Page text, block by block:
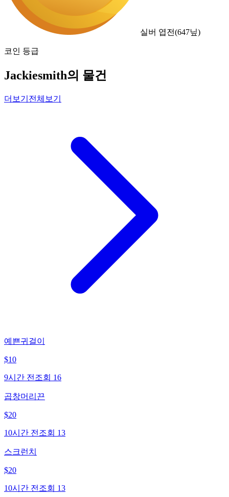
실버 엽전(647닢)
코인 등급
Jackiesmith의 물건
더보기 전체보기
예쁜귀걸이
$10
9시간 전 조회 16
곱창머리끈
$20
10시간 전 조회 13
스크런치
$20
10시간 전 조회 13